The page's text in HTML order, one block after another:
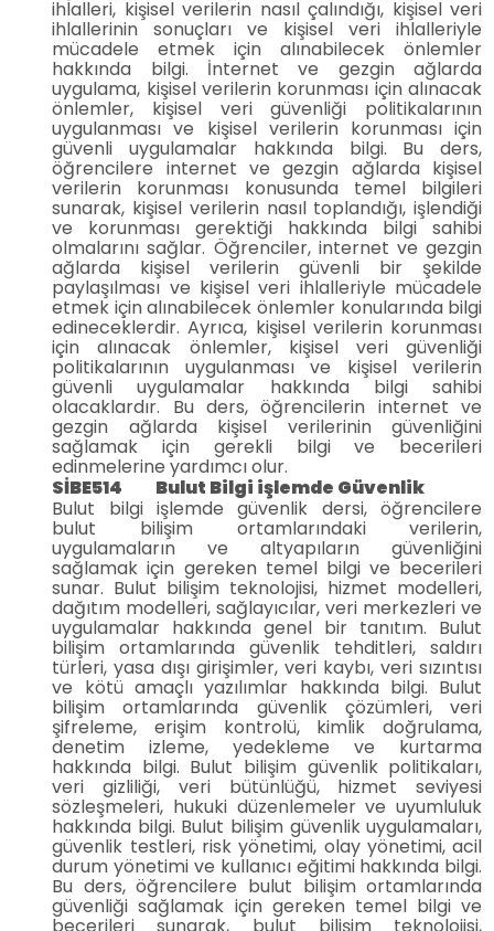
ihlalleri, kişisel verilerin nasıl çalındığı, kişisel veri
ihlallerinin sonuçları ve kişisel veri ihlalleriyle
mücadele etmek için alınabilecek önlemler
hakkında bilgi. İnternet ve gezgin ağlarda
uygulama, kişisel verilerin korunması için alınacak
önlemler, kişisel veri güvenliği politikalarının
uygulanması ve kişisel verilerin korunması için
güvenli uygulamalar hakkında bilgi. Bu ders,
öğrencilere internet ve gezgin ağlarda kişisel
verilerin korunması konusunda temel bilgileri
sunarak, kişisel verilerin nasıl toplandığı, işlendiği
ve korunması gerektiği hakkında bilgi sahibi
olmalarını sağlar. Öğrenciler, internet ve gezgin
ağlarda kişisel verilerin güvenli bir şekilde
paylaşılması ve kişisel veri ihlalleriyle mücadele
etmek için alınabilecek önlemler konularında bilgi
edineceklerdir. Ayrıca, kişisel verilerin korunması
için alınacak önlemler, kişisel veri güvenliği
politikalarının uygulanması ve kişisel verilerin
güvenli uygulamalar hakkında bilgi sahibi
olacaklardır. Bu ders, öğrencilerin internet ve
gezgin ağlarda kişisel verilerinin güvenliğini
sağlamak için gerekli bilgi ve becerileri
edinmelerine yardımcı olur.
SİBE514 Bulut Bilgi işlemde Güvenlik
Bulut bilgi işlemde güvenlik dersi, öğrencilere
bulut bilişim ortamlarındaki verilerin,
uygulamaların ve altyapıların güvenliğini
sağlamak için gereken temel bilgi ve becerileri
sunar. Bulut bilişim teknolojisi, hizmet modelleri,
dağıtım modelleri, sağlayıcılar, veri merkezleri ve
uygulamalar hakkında genel bir tanıtım. Bulut
bilişim ortamlarında güvenlik tehditleri, saldırı
türleri, yasa dışı girişimler, veri kaybı, veri sızıntısı
ve kötü amaçlı yazılımlar hakkında bilgi. Bulut
bilişim ortamlarında güvenlik çözümleri, veri
şifreleme, erişim kontrolü, kimlik doğrulama,
denetim izleme, yedekleme ve kurtarma
hakkında bilgi. Bulut bilişim güvenlik politikaları,
veri gizliliği, veri bütünlüğü, hizmet seviyesi
sözleşmeleri, hukuki düzenlemeler ve uyumluluk
hakkında bilgi. Bulut bilişim güvenlik uygulamaları,
güvenlik testleri, risk yönetimi, olay yönetimi, acil
durum yönetimi ve kullanıcı eğitimi hakkında bilgi.
Bu ders, öğrencilere bulut bilişim ortamlarında
güvenliği sağlamak için gereken temel bilgi ve
becerileri sunarak, bulut bilişim teknolojisi,